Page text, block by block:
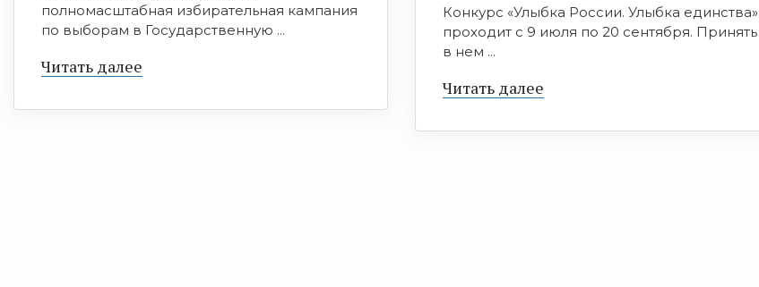
полномасштабная избирательная кампания
по выборам в Государственную ...
Читать далее
Конкурс «Улыбка России. Улыбка единства»
проходит с 9 июля по 20 сентября. Принять
в нем ...
Читать далее